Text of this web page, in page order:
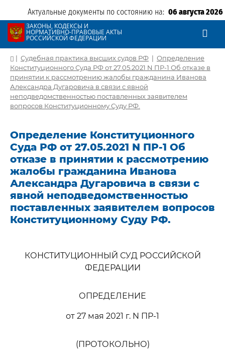
Актуальные документы по состоянию на: 06 августа 2026
ЗАКОНЫ, КОДЕКСЫ И
НОРМАТИВНО-ПРАВОВЫЕ АКТЫ
РОССИЙСКОЙ ФЕДЕРАЦИИ
| Судебная практика высших судов РФ | Определение
Конституционного Суда РФ от 27.05.2021 N ПР-1 Об отказе в
принятии к рассмотрению жалобы гражданина Иванова
Александра Дугаровича в связи с явной
неподведомственностью поставленных заявителем
вопросов Конституционному Суду РФ.
Определение Конституционного
Суда РФ от 27.05.2021 N ПР-1 Об
отказе в принятии к рассмотрению
жалобы гражданина Иванова
Александра Дугаровича в связи с
явной неподведомственностью
поставленных заявителем вопросов
Конституционному Суду РФ.
КОНСТИТУЦИОННЫЙ СУД РОССИЙСКОЙ
ФЕДЕРАЦИИ
ОПРЕДЕЛЕНИЕ
от 27 мая 2021 г. N ПР-1
(ПРОТОКОЛЬНО)